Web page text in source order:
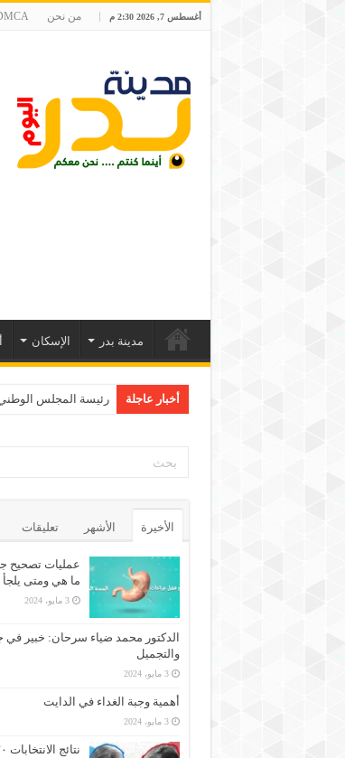
أغسطس 7, 2026 2:30 م من نحن
مدينة بدر الإسكان
أخبار عاجلة رئيسة المجلس الوطني
الأخيرة الأشهر تعليقات
عمليات تصحيح
ما هي ومتى يلجأ
3 مايو، 2024
الدكتور محمد ضياء سرحان: خبير في
والتجميل
3 مايو، 2024
أهمية وجبة الغداء في الدايت
3 مايو، 2024